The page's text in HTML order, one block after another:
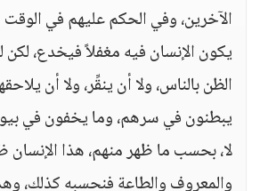
الآخرين، وفي الحكم عليهم في الوقت
يكون الإنسان فيه مغفلاً فيخدع،
الظن بالناس، ولا أن ينقِّر، ولا أن
يبطنون في سرهم، وما يخفون في
لا، بحسب ما ظهر منهم، هذا الإنسان
والمعروف والطاعة فنحسبه كذلك،